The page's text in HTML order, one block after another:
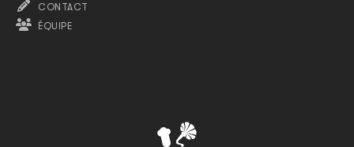
CONTACT
ÉQUIPE